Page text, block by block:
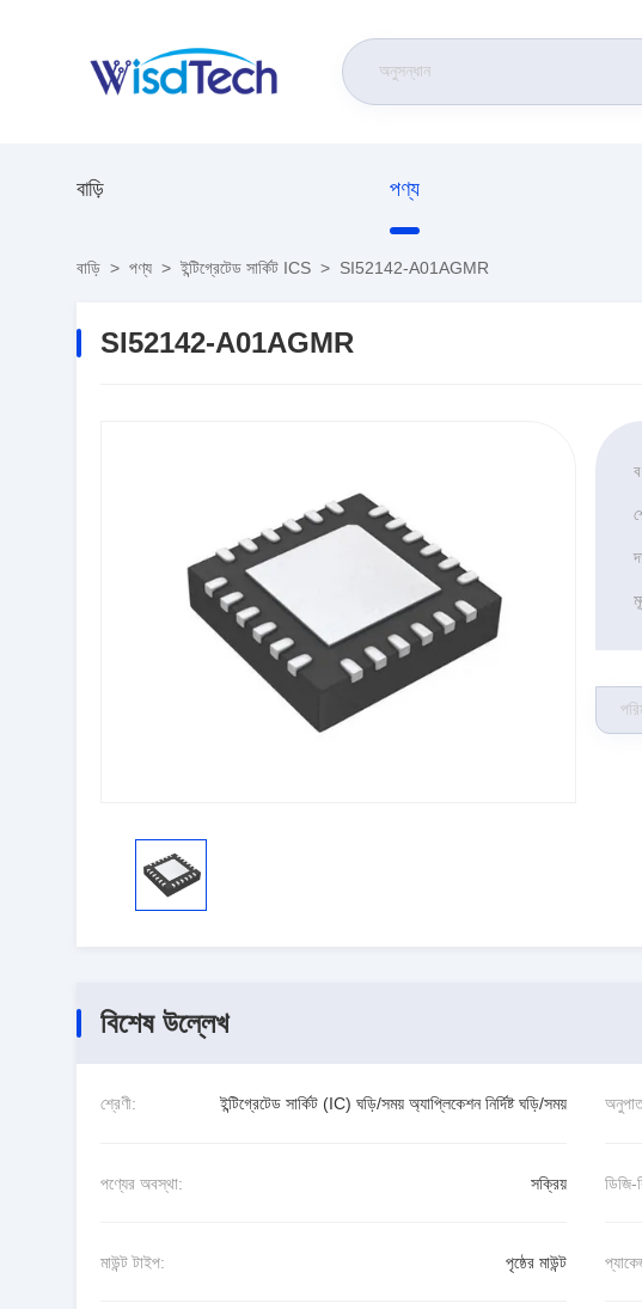
বাড়ি পণ্য
বাড়ি > পণ্য > ইন্টিগ্রেটেড সার্কিট ICS > SI52142-A01AGMR
SI52142-A01AGMR
বিশেষ উল্লেখ
শ্রেণী: ইন্টিগ্রেটেড সার্কিট (IC) ঘড়ি/সময় অ্যাপ্লিকেশন নির্দিষ্ট ঘড়ি/সময়
পণ্যের অবস্থা: সক্রিয়
মাউন্ট টাইপ: পৃষ্ঠের মাউন্ট